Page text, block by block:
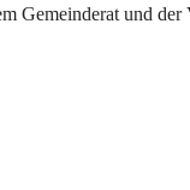
Gemeinderat und der